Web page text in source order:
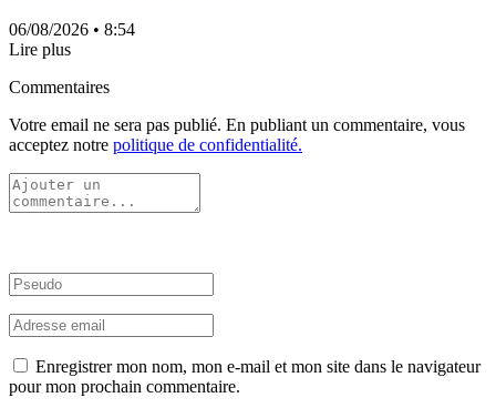
06/08/2026 • 8:54
Lire plus
Commentaires
Votre email ne sera pas publié. En publiant un commentaire, vous
acceptez notre politique de confidentialité.
Enregistrer mon nom, mon e-mail et mon site dans le navigateur
pour mon prochain commentaire.